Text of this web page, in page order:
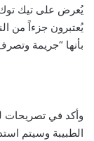
يُعرض على تيك توك
يُعتبرون جزءاً من
بأنها “جريمة
وأكد في تصريحات
الطبيبة وسيتم